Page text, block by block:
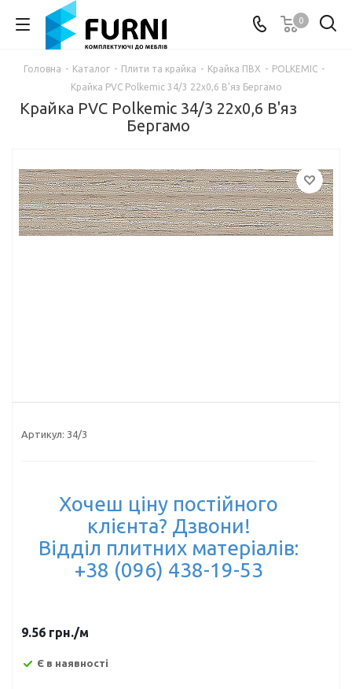
0
Головна - Каталог - Плити та крайка - Крайка ПВХ - POLKEMIC -
Крайка PVC Polkemic 34/3 22х0,6 В'яз Бергамо
Крайка PVC Polkemic 34/3 22х0,6 В'яз
Бергамо
Артикул: 34/3
Хочеш ціну постійного
клієнта? Дзвони!
Відділ плитних матеріалів:
+38 (096) 438-19-53
9.56 грн./м
Є в наявності